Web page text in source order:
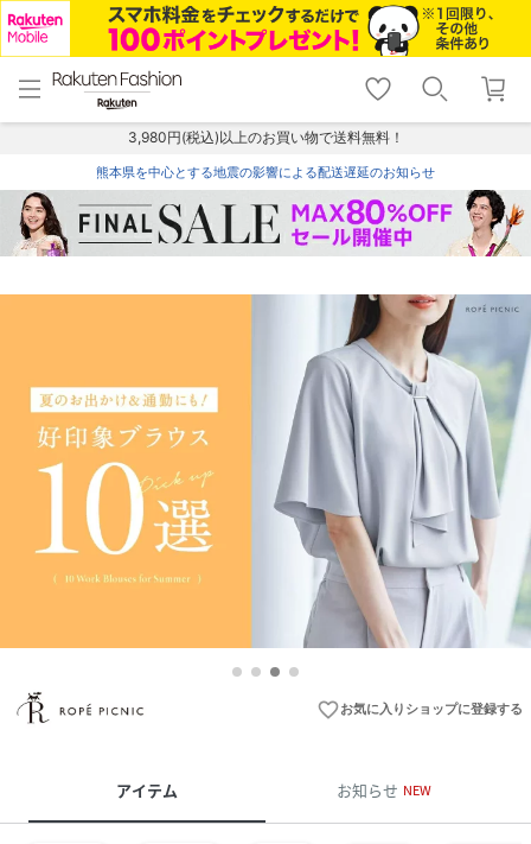
menu home
トップ
shopping_cart lock_outline
ログイン
3,980円(税込)以上のお買い物で送料無料！
熊本県を中心とする地震の影響による配送遅延のお知らせ
favorite_borderお気に入りショップに登録する
アイテム お知らせ NEW